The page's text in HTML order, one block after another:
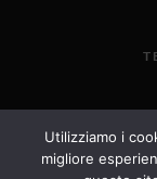
@2025
Utilizziamo i
migliore